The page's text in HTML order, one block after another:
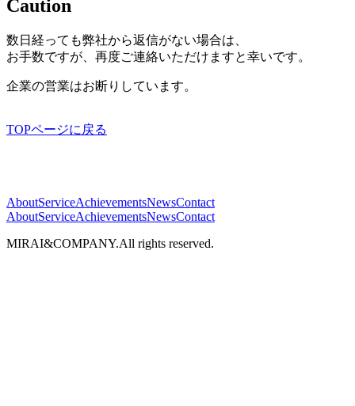
Caution
数日経っても弊社から返信がない場合は、
お手数ですが、再度ご連絡いただけますと幸いです。
企業の営業はお断りしています。
TOPページに戻る
AboutServiceAchievementsNewsContact
AboutServiceAchievementsNewsContact
MIRAI&COMPANY.All rights reserved.